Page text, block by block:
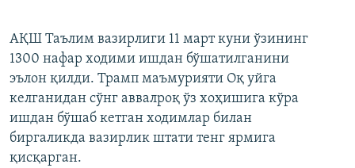
АҚШ Таълим вазирлиги 11 март куни ўзининг
1300 нафар ходими ишдан бўшатилганини
эълон қилди. Трамп маъмурияти Оқ уйга
келганидан сўнг аввалроқ ўз хоҳишига кўра
ишдан бўшаб кетган ходимлар билан
биргаликда вазирлик штати тенг ярмига
қисқарган.